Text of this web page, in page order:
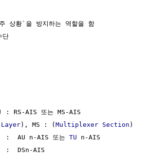
상황`을 방지하는 역할을 함
단
: RS-AIS 또는 MS-AIS
), MS : (Multiplexer Section )
AU n-AIS 또는 TU n-AIS
:  DSn-AIS